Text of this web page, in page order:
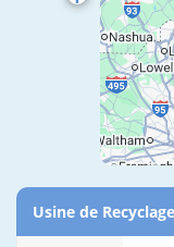
Usine de